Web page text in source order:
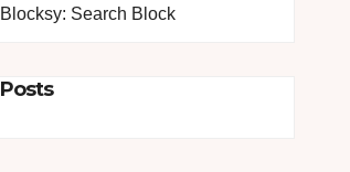
Blocksy: Search Block
Posts